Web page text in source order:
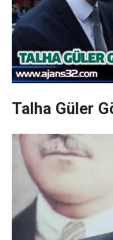
Talha Güler